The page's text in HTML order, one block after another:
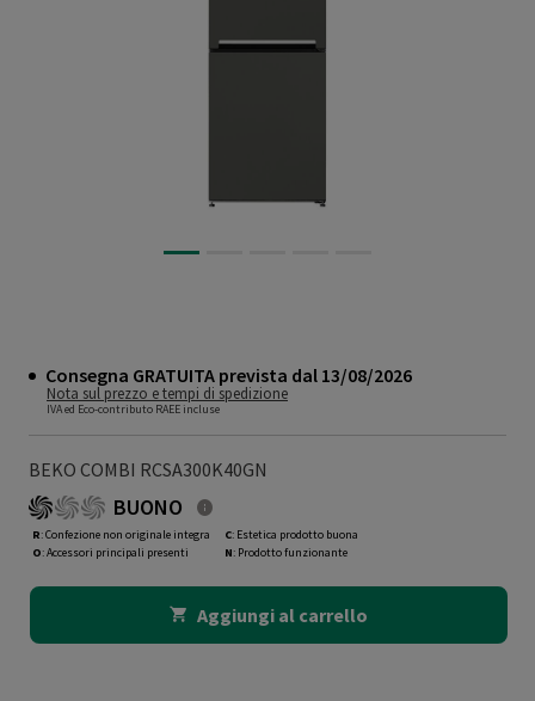
Consegna GRATUITA prevista dal 13/08/2026
Nota sul prezzo e tempi di spedizione
IVA ed Eco-contributo RAEE incluse
BEKO COMBI RCSA300K40GN
BUONO
R: Confezione non originale integra
O: Accessori principali presenti
C: Estetica prodotto buona
N: Prodotto funzionante
Aggiungi al carrello